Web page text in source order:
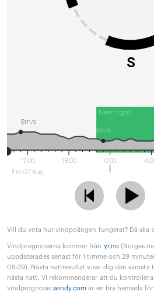
S
Next night
12:00
Fre 07 Aug
18:00 0:00
8m/s
4m/s
Vill du veta hur vindpoängen fungerar? Då ska
Vindprognoserna kommer från yr.no (Norges
uppdaterades senast för 1 timme och 29
09:29). Nästa nattresultat visar dig den
nästa natt. Vi rekommenderar att du
vindprognoser.windy.com är en bra hemsida